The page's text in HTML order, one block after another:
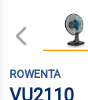
ROWENTA
VU2110